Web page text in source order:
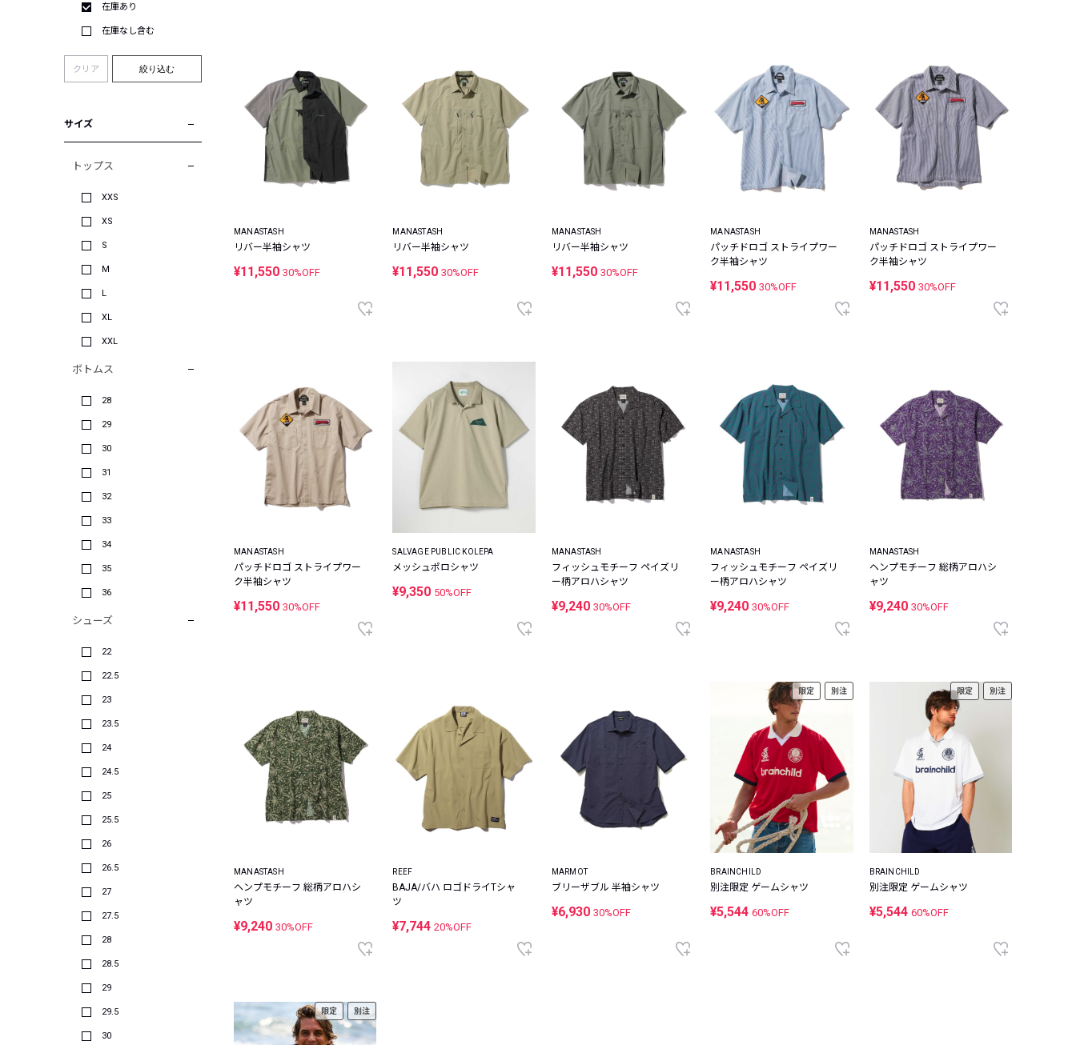
在庫あり
在庫なし含む
クリア 絞り込む
サイズ
トップス
XXS
XS
S
M
L
XL
XXL
ボトムス
28
29
30
31
32
33
34
35
36
シューズ
22
22.5
23
23.5
24
24.5
25
25.5
26
26.5
27
27.5
28
28.5
29
29.5
30
MANASTASH
リバー半袖シャツ
¥11,550 30%OFF
MANASTASH
リバー半袖シャツ
¥11,55030%OFF
MANASTASH
リバー半袖シャツ
¥11,550 30%OFF
MANASTASH
パッチドロゴ ストライプワー
ク半袖シャツ
¥11,55030%OFF
MANASTASH
パッチドロゴ ストライプワー
ク半袖シャツ
¥11,550 30%OFF
MANASTASH
パッチドロゴ ストライプワー
ク半袖シャツ
¥11,550 30%OFF
SALVAGE PUBLIC KOLEPA
メッシュポロシャツ
¥9,350 50%OFF
MANASTASH
フィッシュモチーフ ペイズリ
ー柄アロハシャツ
¥9,240 30%OFF
MANASTASH
フィッシュモチーフ ペイズリ
ー柄アロハシャツ
¥9,24030%OFF
MANASTASH
ヘンプモチーフ 総柄アロハシ
ャツ
¥9,240 30%OFF
MANASTASH
ヘンプモチーフ 総柄アロハシ
ャツ
¥9,240 30%OFF
REEF
BAJA/バハ ロゴドライTシャ
ツ
¥7,74420%OFF
MARMOT
ブリーザブル 半袖シャツ
¥6,930 30%OFF
限定 別注
BRAINCHILD
別注限定 ゲームシャツ
¥5,54460%OFF
限定 別注
BRAINCHILD
別注限定 ゲームシャツ
¥5,544 60%OFF
限定 別注